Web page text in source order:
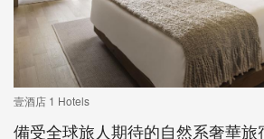
壹酒店 1 Hotels
備受全球旅人期待的自然系奢華旅